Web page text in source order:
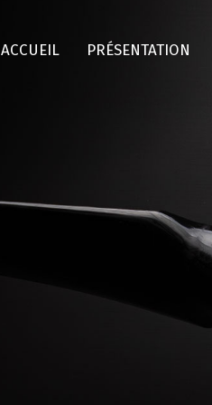
ACCUEIL PRÉSENTATION